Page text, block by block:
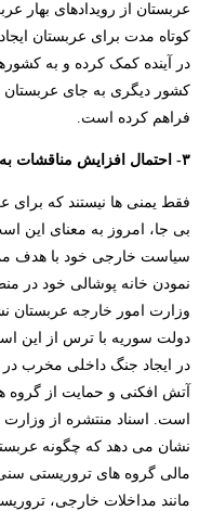
عربستان از رویدادهای بهار
کوتاه مدت برای عربستان
در آینده کمک کرده و به
کشور دیگری به جای عربستان
فراهم کرده است.
۳- احتمال افزایش مناقشات
فقط یمنی ها نیستند که برای
بی جا، امروز به معنای این
سیاست خارجی خود با هدف
نمودن خانه پوشالی خود در
وزارت امور خارجه عربستان
دولت سوریه با ترس از این
در ایجاد جنگ داخلی مخرب
آتش افکنی و حمایت از گروه
است. اسناد منتشره از
نشان می دهد که چگونه
مالی گروه های تروریستی
مانند مداخلات خارجی،